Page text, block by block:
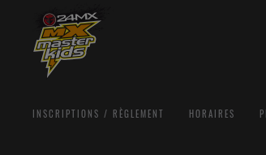
INSCRIPTIONS / RÈGLEMENT HORAIRES